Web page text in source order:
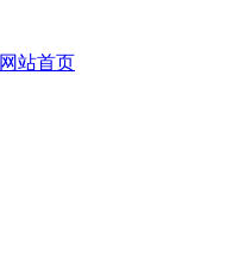
网站首页